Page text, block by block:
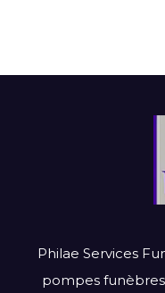
Philae Services
pompes funèbres